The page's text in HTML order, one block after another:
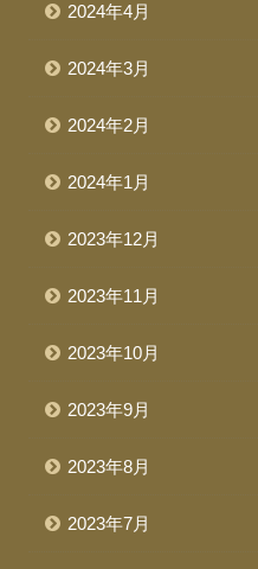
2024年4月
2024年3月
2024年2月
2024年1月
2023年12月
2023年11月
2023年10月
2023年9月
2023年8月
2023年7月